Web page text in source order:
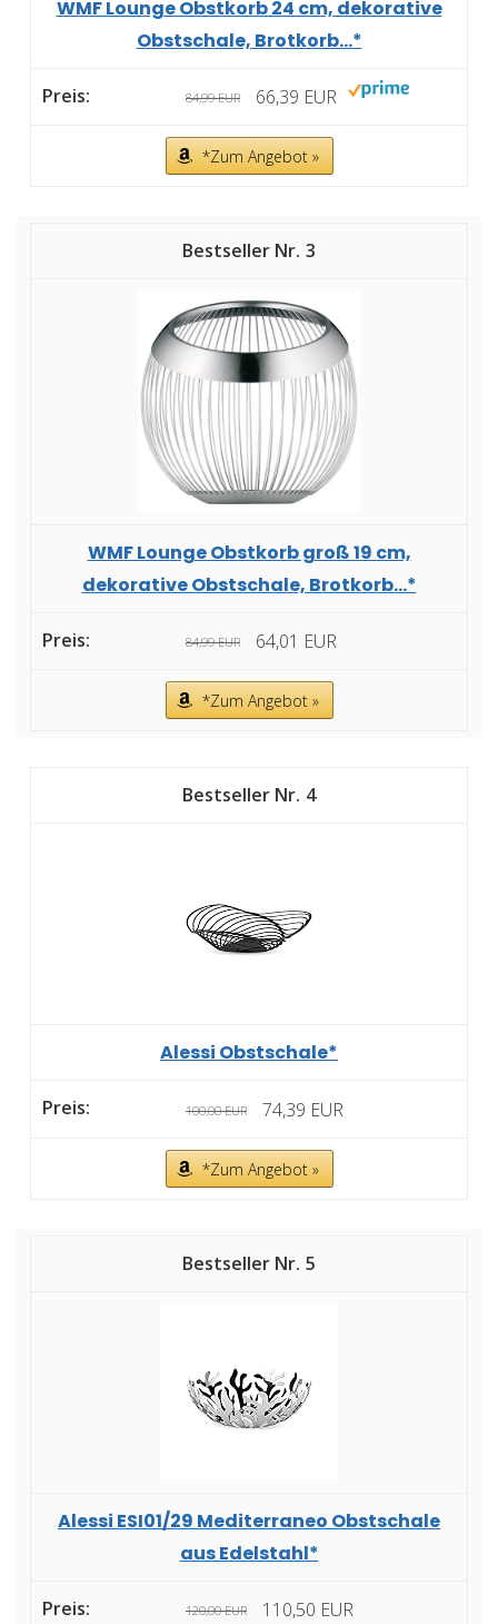
WMF Lounge Obstkorb 24 cm, dekorative
Obstschale, Brotkorb...*
84,99 EUR 66,39 EUR
*Zum Angebot »
3
WMF Lounge Obstkorb groß 19 cm,
dekorative Obstschale, Brotkorb...*
84,99 EUR 64,01 EUR
*Zum Angebot »
4
Alessi Obstschale*
100,00 EUR 74,39 EUR
*Zum Angebot »
5
Alessi ESI01/29 Mediterraneo Obstschale
aus Edelstahl*
120,00 EUR 110,50 EUR